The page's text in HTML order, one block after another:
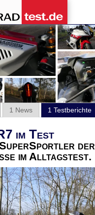
1 News 1 Testberichte
im Test
der
im Alltagstest.